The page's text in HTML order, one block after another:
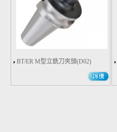
BT/ER M型立銑刀夾頭(D02)